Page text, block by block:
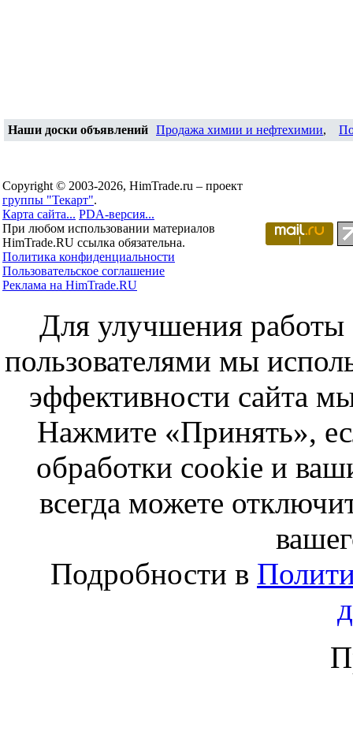
Наши доски объявлений Продажа химии и нефтехимии,
Copyright © 2003-2026, HimTrade.ru – проект
группы "Текарт".
Карта сайта... PDA-версия...
При любом использовании материалов
HimTrade.RU ссылка обязательна.
Политика конфиденциальности
Пользовательское соглашение
Реклама на HimTrade.RU
Для улучшения работы
пользователями мы
эффективности сайта
Нажмите «Принять»,
обработки cookie и
всегда можете
Подробности в